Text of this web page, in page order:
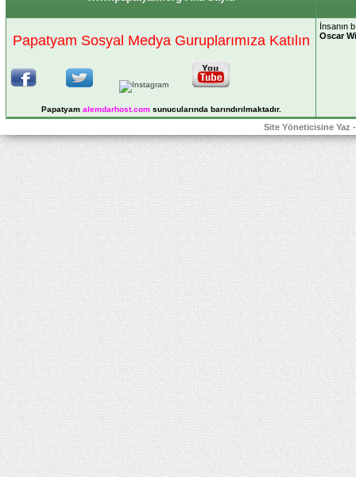
Papatyam Sosyal Medya Guruplarımıza Katılın
Papatyam alemdarhost.comsunucularında barındırılmaktadır.
İnsanın
Oscar
Site Yöneticisine Yaz